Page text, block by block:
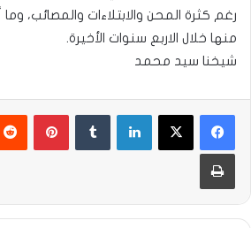
رغم كثرة المحن والابتلاءات والمصائب، وما
منها خلال الاربع سنوات الأخيرة.
شيخنا سيد محمد
لينكدإن
طباعة